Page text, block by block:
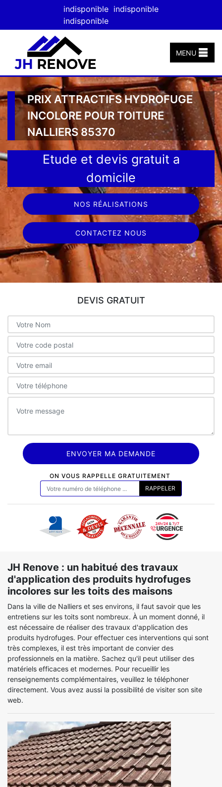
indisponible indisponible
indisponible
MENU
PRIX ATTRACTIFS HYDROFUGE
INCOLORE POUR TOITURE
NALLIERS 85370
Etude et devis gratuit a
domicile
NOS RÉALISATIONS
CONTACTEZ NOUS
DEVIS GRATUIT
ON VOUS RAPPELLE GRATUITEMENT
JH Renove : un habitué des travaux
d'application des produits hydrofuges
incolores sur les toits des maisons
Dans la ville de Nalliers et ses environs, il faut savoir que les
entretiens sur les toits sont nombreux. À un moment donné, il
est nécessaire de réaliser des travaux d'application des
produits hydrofuges. Pour effectuer ces interventions qui sont
très complexes, il est très important de convier des
professionnels en la matière. Sachez qu'il peut utiliser des
matériels efficaces et modernes. Pour recueillir les
renseignements complémentaires, veuillez le téléphoner
directement. Vous avez aussi la possibilité de visiter son site
web.